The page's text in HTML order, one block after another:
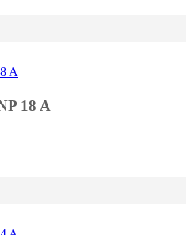
18 A